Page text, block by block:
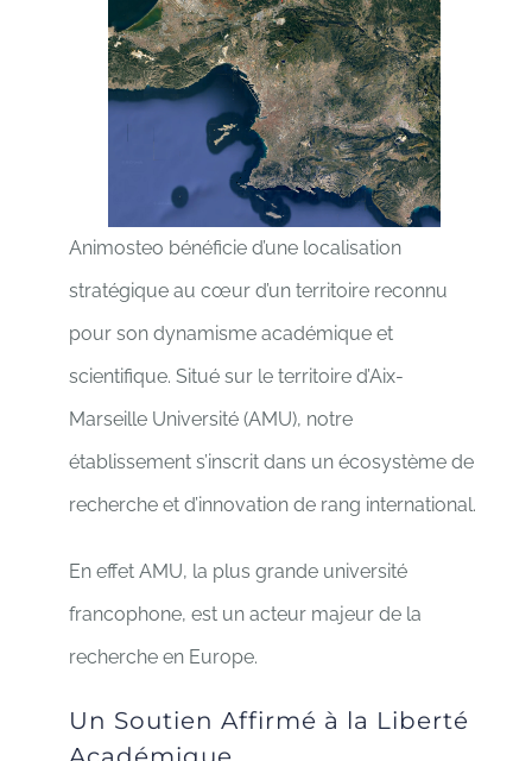
Animosteo bénéficie d’une localisation
stratégique au cœur d’un territoire reconnu
pour son dynamisme académique et
scientifique. Situé sur le territoire d’Aix-
Marseille Université (AMU), notre
établissement s’inscrit dans un écosystème de
recherche et d’innovation de rang international.
En effet AMU, la plus grande université
francophone, est un acteur majeur de la
recherche en Europe.
Un Soutien Affirmé à la Liberté